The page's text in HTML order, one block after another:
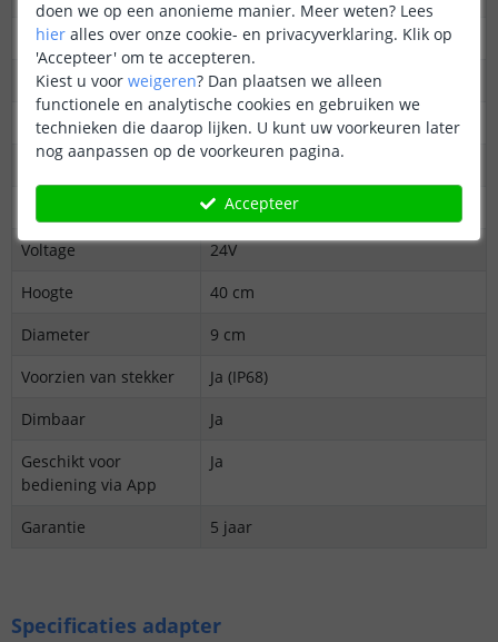
Lichtopbrengst
940 lumen
Aantal branduren
50.000
Stralingshoek
360 graden
Bescherming
IP65 (geschikt voor buiten gebruik)
Aluminium en glas
Voltage
24V
Hoogte
40 cm
Diameter
9 cm
Voorzien van stekker
Ja (IP68)
Dimbaar
Ja
Geschikt voor
bediening via App
Ja
Garantie 5 jaar
Specificaties adapter
doen we op een anonieme manier. Meer weten? Lees
hier alles over onze cookie- en privacyverklaring. Klik op
'Accepteer' om te accepteren.
Kiest u voor weigeren? Dan plaatsen we alleen
functionele en analytische cookies en gebruiken we
technieken die daarop lijken. U kunt uw voorkeuren later
nog aanpassen op de voorkeuren pagina.
Accepteer